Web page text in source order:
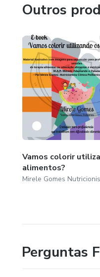
Outros
Vamos colorir
alimentos?
Mirele Gomes
Perguntas